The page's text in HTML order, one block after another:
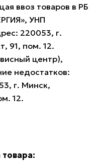
ввоз товаров в РБ
УНП
220053, г.
91, пом. 12.
центр),
недостатков:
г. Минск,
12.